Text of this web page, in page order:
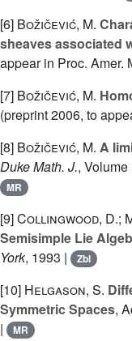
[6] Božičević, M.
sheaves associated
appear in Proc. Amer.
[7] Božičević, M.
(preprint 2006, to
[8] Božičević, M. A
Duke Math. J., Volume
MR
[9]Collingwood, D.;
Semisimple Lie
York, 1993 | Zbl
[10] Helgason, S.
Symmetric Spaces,
| MR